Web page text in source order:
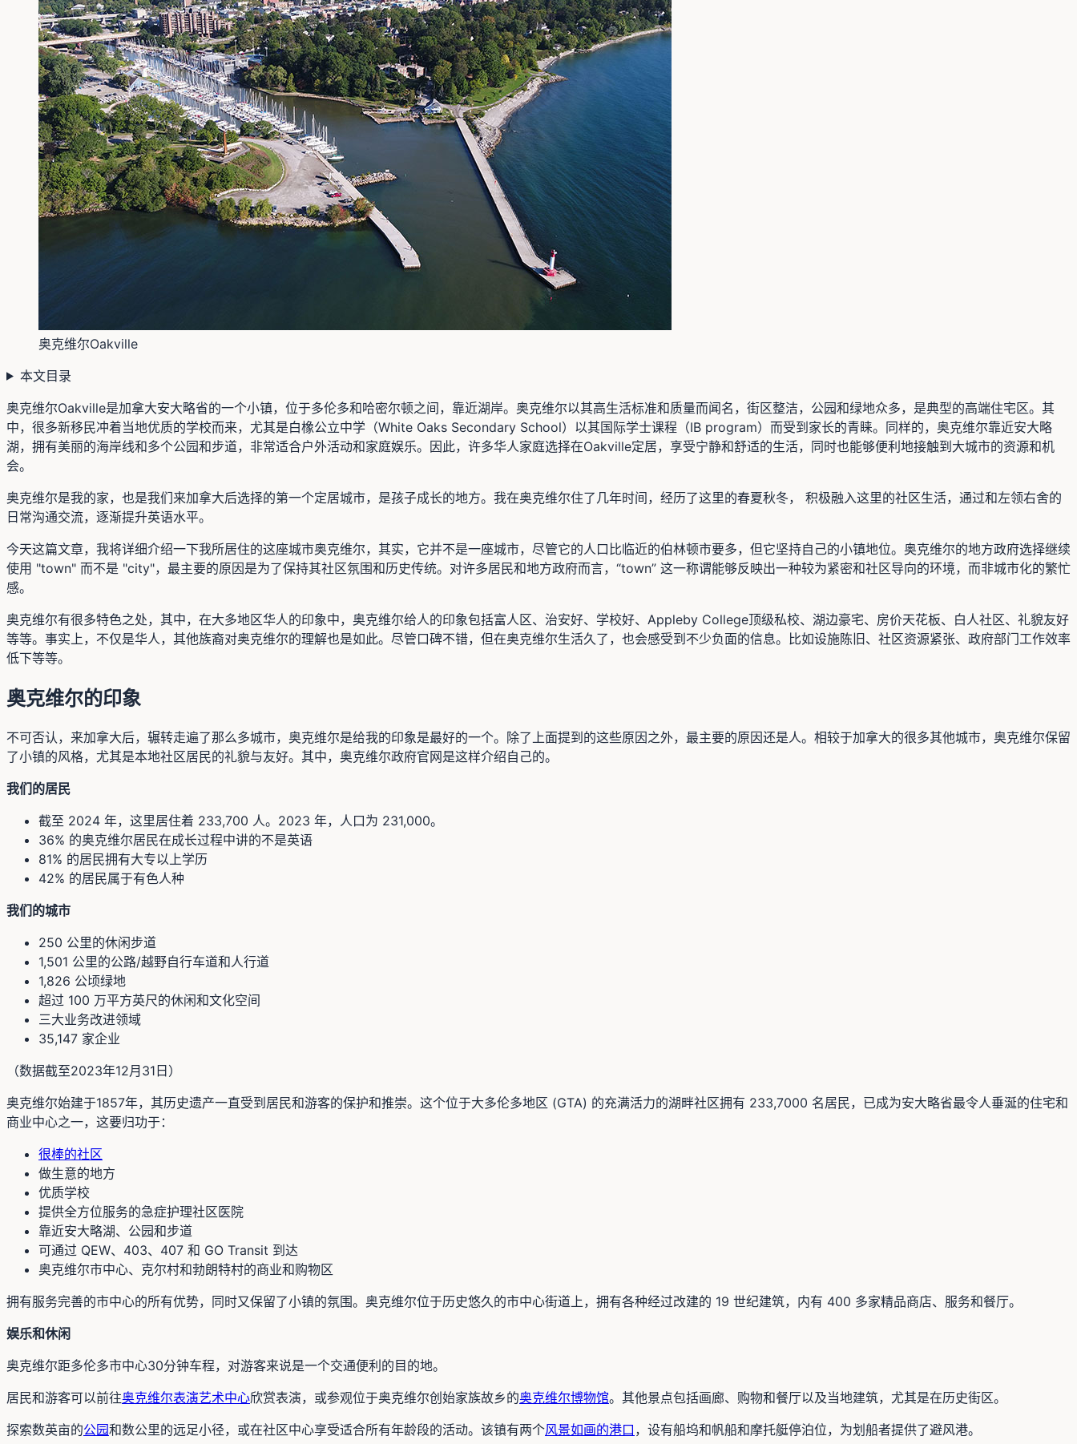
奥克维尔Oakville
本文目录
奥克维尔Oakville是加拿大安大略省的一个小镇，位于多伦多和哈密尔顿之间，靠近湖岸。奥克维尔以其高生活标准和质量而闻名，街区整洁，公园和绿地众多，是典型的高端住宅区。其
中，很多新移民冲着当地优质的学校而来，尤其是白橡公立中学（White Oaks Secondary School）以其国际学士课程（IB program）而受到家长的青睐。同样的，奥克维尔靠近安大略
湖，拥有美丽的海岸线和多个公园和步道，非常适合户外活动和家庭娱乐。因此，许多华人家庭选择在Oakville定居，享受宁静和舒适的生活，同时也能够便利地接触到大城市的资源和机
会。
奥克维尔是我的家，也是我们来加拿大后选择的第一个定居城市，是孩子成长的地方。我在奥克维尔住了几年时间，经历了这里的春夏秋冬， 积极融入这里的社区生活，通过和左领右舍的
日常沟通交流，逐渐提升英语水平。
今天这篇文章，我将详细介绍一下我所居住的这座城市奥克维尔，其实，它并不是一座城市，尽管它的人口比临近的伯林顿市要多，但它坚持自己的小镇地位。奥克维尔的地方政府选择继续
使用 "town" 而不是 "city"，最主要的原因是为了保持其社区氛围和历史传统。对许多居民和地方政府而言，“town” 这一称谓能够反映出一种较为紧密和社区导向的环境，而非城市化的繁忙
感。
奥克维尔有很多特色之处，其中，在大多地区华人的印象中，奥克维尔给人的印象包括富人区、治安好、学校好、Appleby College顶级私校、湖边豪宅、房价天花板、白人社区、礼貌友好
等等。事实上，不仅是华人，其他族裔对奥克维尔的理解也是如此。尽管口碑不错，但在奥克维尔生活久了，也会感受到不少负面的信息。比如设施陈旧、社区资源紧张、政府部门工作效率
低下等等。
奥克维尔的印象
不可否认，来加拿大后，辗转走遍了那么多城市，奥克维尔是给我的印象是最好的一个。除了上面提到的这些原因之外，最主要的原因还是人。相较于加拿大的很多其他城市，奥克维尔保留
了小镇的风格，尤其是本地社区居民的礼貌与友好。其中，奥克维尔政府官网是这样介绍自己的。
我们的居民
截至 2024 年，这里居住着 233,700 人。2023 年，人口为 231,000。
36% 的奥克维尔居民在成长过程中讲的不是英语
81% 的居民拥有大专以上学历
42% 的居民属于有色人种
我们的城市
250 公里的休闲步道
1,501 公里的公路/越野自行车道和人行道
1,826 公顷绿地
超过 100 万平方英尺的休闲和文化空间
三大业务改进领域
35,147 家企业
（数据截至2023年12月31日）
奥克维尔始建于1857年，其历史遗产一直受到居民和游客的保护和推崇。这个位于大多伦多地区 (GTA) 的充满活力的湖畔社区拥有 233,7000 名居民，已成为安大略省最令人垂涎​​的住宅和
商业中心之一，这要归功于：
很棒的社区
做生意的地方
优质学校
提供全方位服务的急症护理社区医院
靠近安大略湖、公园和步道
可通过 QEW、403、407 和 GO Transit 到达
奥克维尔市中心、克尔村和勃朗特村的商业和购物区
拥有服务完善的市中心的所有优势，同时又保留了小镇的氛围。奥克维尔位于历史悠久的市中心街道上，拥有各种经过改建的 19 世纪建筑，内有 400 多家精品商店、服务和餐厅。
娱乐和休闲
奥克维尔距多伦多市中心30分钟车程，对游客来说是一个交通便利的目的地。
居民和游客可以前往奥克维尔表演艺术中心欣赏表演，或参观位于奥克维尔创始家族故乡的奥克维尔博物馆。其他景点包括画廊、购物和餐厅以及当地建筑，尤其是在历史街区。
探索数英亩的公园和数​​公里的远足小径，或在社区中心享受适合所有年龄段的活动。该镇有两个风景如画的港口 ，设有船坞和帆船和摩托艇停泊位，为划船者提供了避风港。